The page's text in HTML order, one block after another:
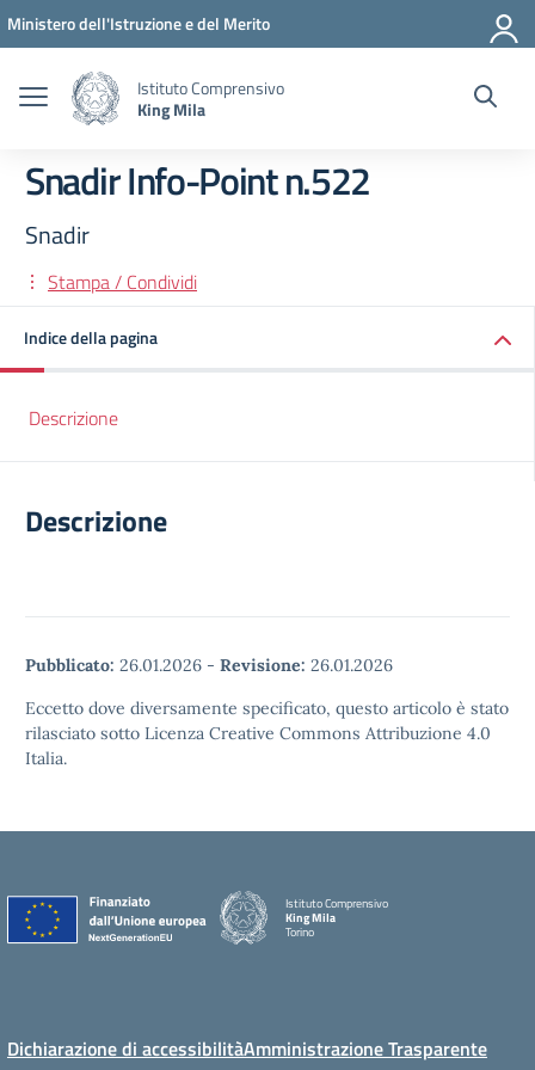
Vai ai contenuti
Vai al menu di navigazione
Vai al footer
Ministero dell'Istruzione e del Merito
Istituto Comprensivo
King Mila
Snadir Info-Point n.522
Snadir
Stampa / Condividi
Indice della pagina
Descrizione
Descrizione
Pubblicato: 26.01.2026 - Revisione: 26.01.2026
Eccetto dove diversamente specificato, questo articolo è stato
rilasciato sotto Licenza Creative Commons Attribuzione 4.0
Italia.
Istituto Comprensivo
King Mila
Torino
Dichiarazione di accessibilitàAmministrazione Trasparente